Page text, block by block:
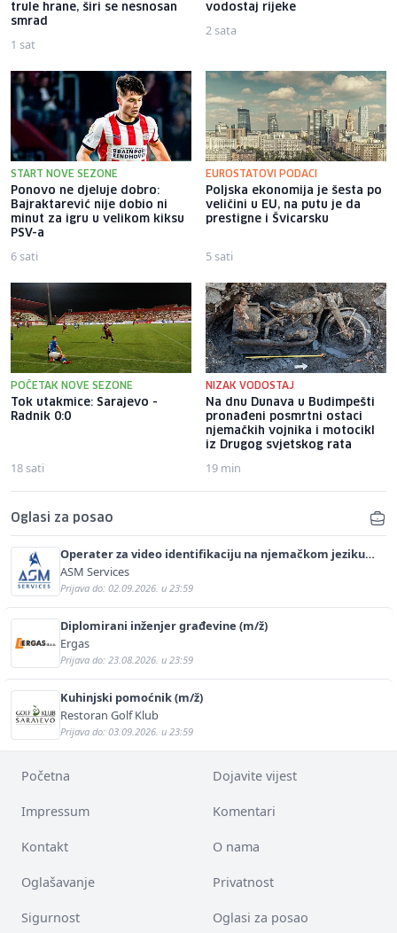
trule hrane, širi se nesnosan
smrad
1 sat
vodostaj rijeke
2 sata
START NOVE SEZONE
Ponovo ne djeluje dobro:
Bajraktarević nije dobio ni
minut za igru u velikom kiksu
PSV-a
6 sati
EUROSTATOVI PODACI
Poljska ekonomija je šesta po
veličini u EU, na putu je da
prestigne i Švicarsku
5 sati
POČETAK NOVE SEZONE
Tok utakmice: Sarajevo -
Radnik 0:0
18 sati
NIZAK VODOSTAJ
Na dnu Dunava u Budimpešti
pronađeni posmrtni ostaci
njemačkih vojnika i motocikl
iz Drugog svjetskog rata
19 min
Oglasi za posao
Operater za video identifikaciju na njemačkom jeziku
(m/ž)
ASM Services
Prijava do: 02.09.2026. u 23:59
Diplomirani inženjer građevine (m/ž)
Ergas
Prijava do: 23.08.2026. u 23:59
Kuhinjski pomoćnik (m/ž)
Restoran Golf Klub
Prijava do: 03.09.2026. u 23:59
Početna Dojavite vijest
Impressum Komentari
Kontakt O nama
Oglašavanje Privatnost
Sigurnost Oglasi za posao